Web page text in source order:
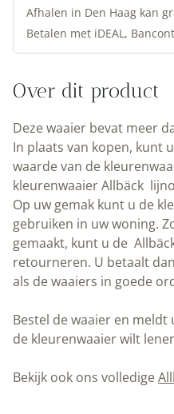
|
Afhalen in Den Haag kan
Betalen met iDEAL,
Over dit product
Deze waaier bevat meer
In plaats van kopen, kunt
waarde van de
kleurenwaaier Allbäck
Op uw gemak kunt u de
gebruiken in uw woning.
gemaakt, kunt u de
retourneren. U betaalt
als de waaiers in goede
Bestel de waaier en
de kleurenwaaier wilt
Bekijk ook ons volledige